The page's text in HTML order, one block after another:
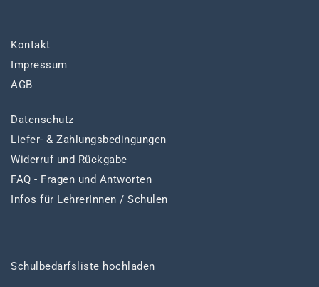
Kontakt
Impressum
AGB
Datenschutz
Liefer- & Zahlungsbedingungen
Widerruf und Rückgabe
FAQ - Fragen und Antworten
Infos für LehrerInnen / Schulen
Schulbedarfsliste hochladen